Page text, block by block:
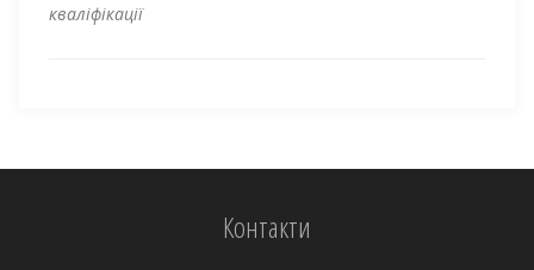
кваліфікації
Контакти